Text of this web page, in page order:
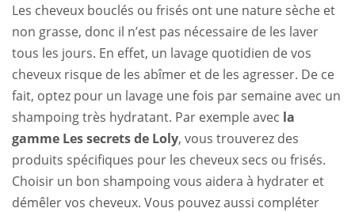
Les cheveux bouclés ou frisés ont une nature sèche et
non grasse, donc il n’est pas nécessaire de les laver
tous les jours. En effet, un lavage quotidien de vos
cheveux risque de les abîmer et de les agresser. De ce
fait, optez pour un lavage une fois par semaine avec un
shampoing très hydratant. Par exemple avec la
gamme Les secrets de Loly, vous trouverez des
produits spécifiques pour les cheveux secs ou frisés.
Choisir un bon shampoing vous aidera à hydrater et
démêler vos cheveux. Vous pouvez aussi compléter